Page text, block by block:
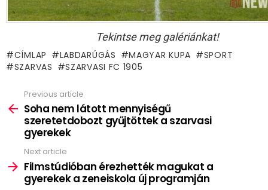
Tekintse meg galériánkat!
CÍMLAP LABDARÚGÁS MAGYAR KUPA
SPORT
SZARVAS
SZARVASI FC 1905
more
Previous article
Soha nem látott mennyiségű
szeretetdobozt gyűjtöttek a szarvasi
gyerekek
Next article
Filmstúdióban érezhették magukat a
gyerekek a zeneiskola új programján